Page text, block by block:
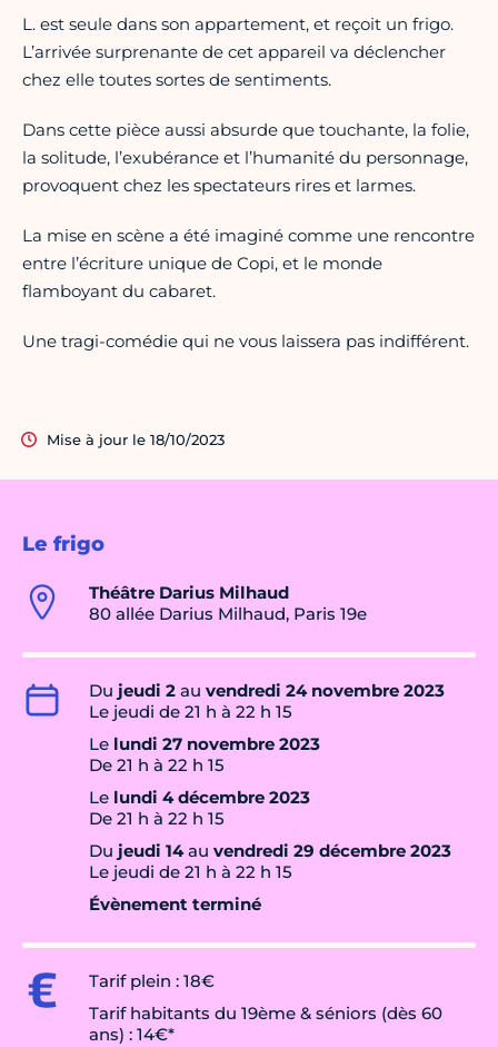
Le frigo
Théâtre Darius Milhaud
80 allée Darius Milhaud, Paris 19e
Du jeudi 2 au vendredi 24 novembre 2023
Le jeudi de 21 h à 22 h 15
Le lundi 27 novembre 2023
De 21 h à 22 h 15
Le lundi 4 décembre 2023
De 21 h à 22 h 15
Du jeudi 14au vendredi 29 décembre 2023
Le jeudi de 21 h à 22 h 15
Évènement terminé
Tarif plein : 18€
Tarif habitants du 19ème & séniors (dès 60
ans) : 14€*
L. est seule dans son appartement, et reçoit un frigo.
L’arrivée surprenante de cet appareil va déclencher
chez elle toutes sortes de sentiments.
Dans cette pièce aussi absurde que touchante, la folie,
la solitude, l’exubérance et l’humanité du personnage,
provoquent chez les spectateurs rires et larmes.
La mise en scène a été imaginé comme une rencontre
entre l’écriture unique de Copi, et le monde
flamboyant du cabaret.
Une tragi-comédie qui ne vous laissera pas indifférent.
Mise à jour le 18/10/2023